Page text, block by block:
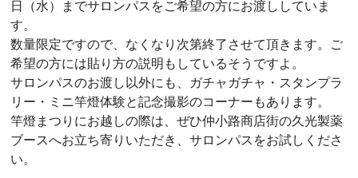
日（水）までサロンパスをご希望の方にお渡ししていま
す。
数量限定ですので、なくなり次第終了させて頂きます。ご
希望の方には貼り方の説明もしているそうですよ。
サロンパスのお渡し以外にも、ガチャガチャ・スタンプラ
リー・ミニ竿燈体験と記念撮影のコーナーもあります。
竿燈まつりにお越しの際は、ぜひ仲小路商店街の久光製薬
ブースへお立ち寄りいただき、サロンパスをお試しくださ
い。